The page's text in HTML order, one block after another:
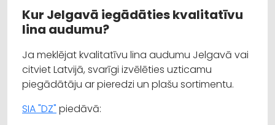
Kur Jelgavā iegādāties kvalitatīvu
lina audumu?
Ja meklējat kvalitatīvu lina audumu Jelgavā vai
citviet Latvijā, svarīgi izvēlēties uzticamu
piegādātāju ar pieredzi un plašu sortimentu.
SIA "DZ" piedāvā: